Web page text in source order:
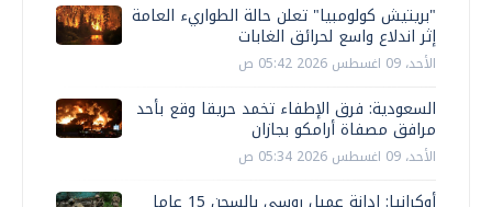
"بريتيش كولومبيا" تعلن حالة الطواريء العامة
إثر اندلاع واسع لحرائق الغابات
الأحد، 09 اغسطس 2026 05:42 ص
السعودية: فرق الإطفاء تخمد حريقا وقع بأحد
مرافق مصفاة أرامكو بجازان
الأحد، 09 اغسطس 2026 05:34 ص